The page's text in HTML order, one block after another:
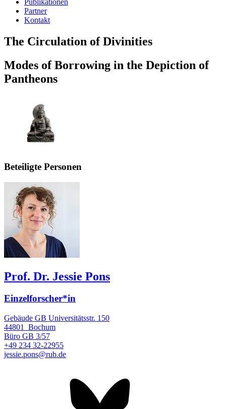
Publikationen
Partner
Kontakt
The Circulation of Divinities
Modes of Borrowing in the Depiction of
Pantheons
Beteiligte Personen
Prof. Dr. Jessie Pons
Einzelforscher*in
Gebäude GB Universitätsstr. 150
44801
Bochum
Büro GB 3/57
+49 234 32-22955
jessie.pons@rub.de